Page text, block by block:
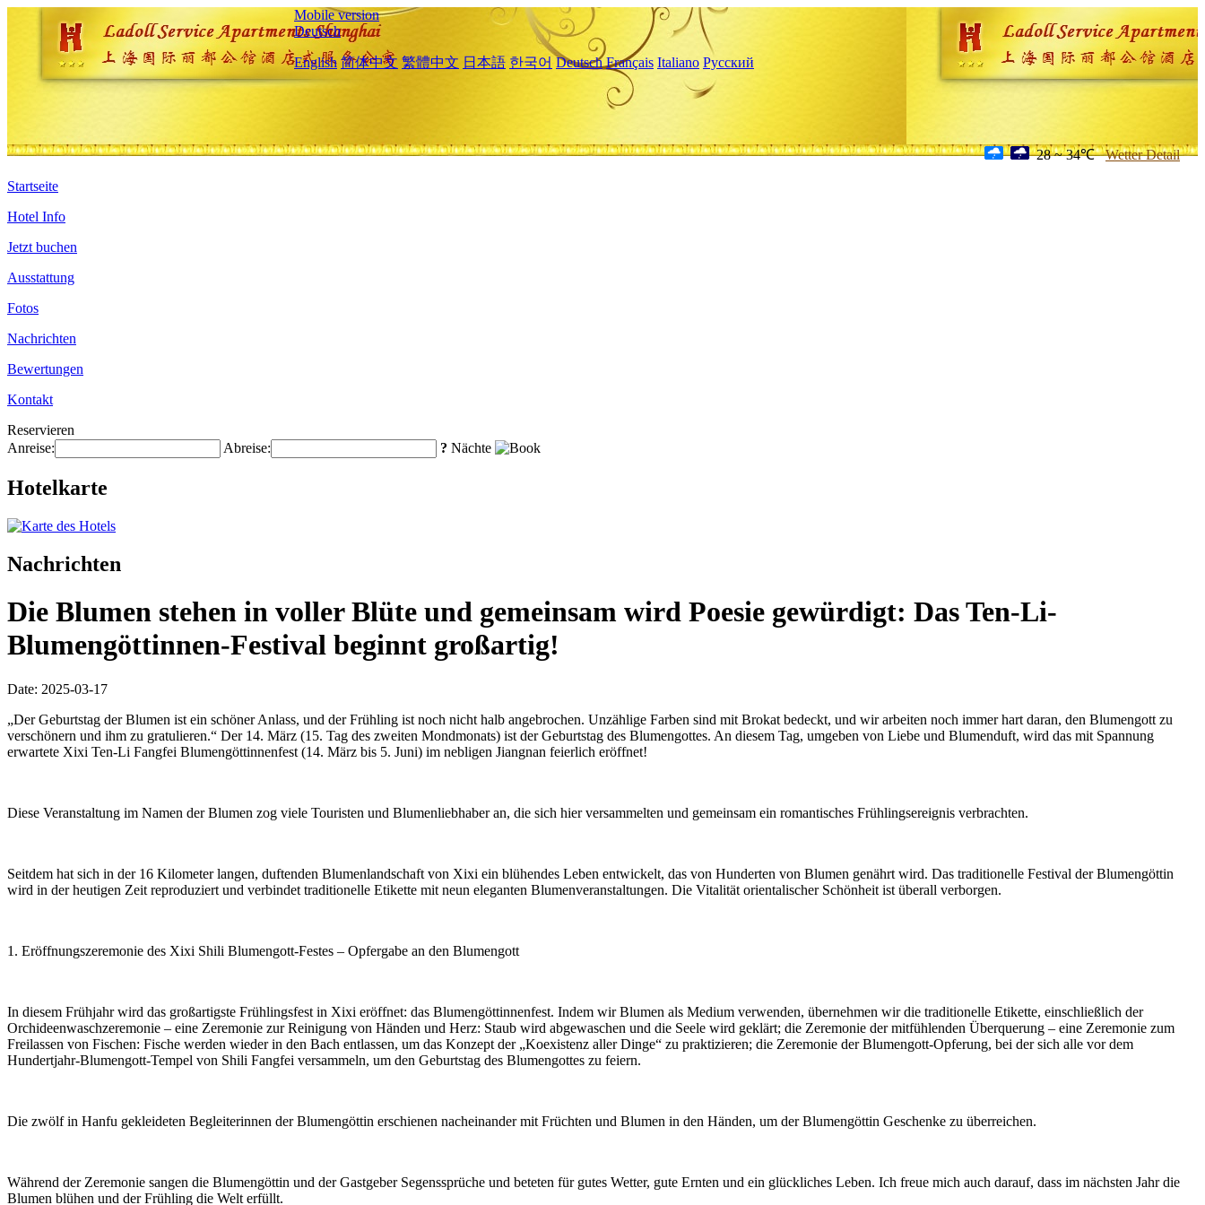
Mobile version
Deutsch
English 简体中文 繁體中文 日本語 한국어 Deutsch Français Italiano Русский
28 ~ 34℃ Wetter Detail
Startseite
Hotel Info
Jetzt buchen
Ausstattung
Fotos
Nachrichten
Bewertungen
Kontakt
Reservieren
Anreise:
Abreise: ? Nächte
Hotelkarte
Nachrichten
Die Blumen stehen in voller Blüte und gemeinsam wird Poesie gewürdigt: Das Ten-Li-
Blumengöttinnen-Festival beginnt großartig!
Date: 2025-03-17
„Der Geburtstag der Blumen ist ein schöner Anlass, und der Frühling ist noch nicht halb angebrochen. Unzählige Farben sind mit Brokat bedeckt, und wir arbeiten noch immer hart daran, den Blumengott zu
verschönern und ihm zu gratulieren.“ Der 14. März (15. Tag des zweiten Mondmonats) ist der Geburtstag des Blumengottes. An diesem Tag, umgeben von Liebe und Blumenduft, wird das mit Spannung
erwartete Xixi Ten-Li Fangfei Blumengöttinnenfest (14. März bis 5. Juni) im nebligen Jiangnan feierlich eröffnet!
Diese Veranstaltung im Namen der Blumen zog viele Touristen und Blumenliebhaber an, die sich hier versammelten und gemeinsam ein romantisches Frühlingsereignis verbrachten.
Seitdem hat sich in der 16 Kilometer langen, duftenden Blumenlandschaft von Xixi ein blühendes Leben entwickelt, das von Hunderten von Blumen genährt wird. Das traditionelle Festival der Blumengöttin
wird in der heutigen Zeit reproduziert und verbindet traditionelle Etikette mit neun eleganten Blumenveranstaltungen. Die Vitalität orientalischer Schönheit ist überall verborgen.
1. Eröffnungszeremonie des Xixi Shili Blumengott-Festes – Opfergabe an den Blumengott
In diesem Frühjahr wird das großartigste Frühlingsfest in Xixi eröffnet: das Blumengöttinnenfest. Indem wir Blumen als Medium verwenden, übernehmen wir die traditionelle Etikette, einschließlich der
Orchideenwaschzeremonie – eine Zeremonie zur Reinigung von Händen und Herz: Staub wird abgewaschen und die Seele wird geklärt; die Zeremonie der mitfühlenden Überquerung – eine Zeremonie zum
Freilassen von Fischen: Fische werden wieder in den Bach entlassen, um das Konzept der „Koexistenz aller Dinge“ zu praktizieren; die Zeremonie der Blumengott-Opferung, bei der sich alle vor dem
Hundertjahr-Blumengott-Tempel von Shili Fangfei versammeln, um den Geburtstag des Blumengottes zu feiern.
Die zwölf in Hanfu gekleideten Begleiterinnen der Blumengöttin erschienen nacheinander mit Früchten und Blumen in den Händen, um der Blumengöttin Geschenke zu überreichen.
Während der Zeremonie sangen die Blumengöttin und der Gastgeber Segenssprüche und beteten für gutes Wetter, gute Ernten und ein glückliches Leben. Ich freue mich auch darauf, dass im nächsten Jahr die
Blumen blühen und der Frühling die Welt erfüllt.